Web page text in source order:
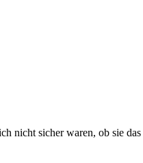
nicht sicher waren, ob sie